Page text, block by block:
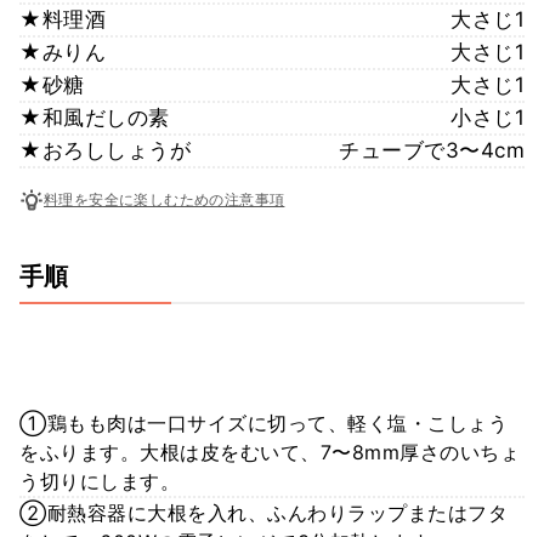
★料理酒
大さじ1
★みりん
大さじ1
★砂糖
大さじ1
★和風だしの素
小さじ1
★おろししょうが
チューブで3〜4cm
料理を安全に楽しむための注意事項
手順
①鶏もも肉は一口サイズに切って、軽く塩・こしょう
をふります。大根は皮をむいて、7〜8mm厚さのいちょ
う切りにします。
②耐熱容器に大根を入れ、ふんわりラップまたはフタ